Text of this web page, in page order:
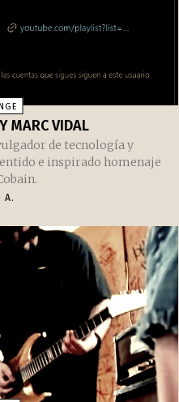
MARC VIDAL
de tecnología y
e inspirado homenaje
A.